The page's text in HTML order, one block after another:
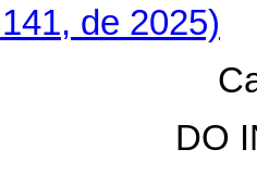
de 2025)
DO